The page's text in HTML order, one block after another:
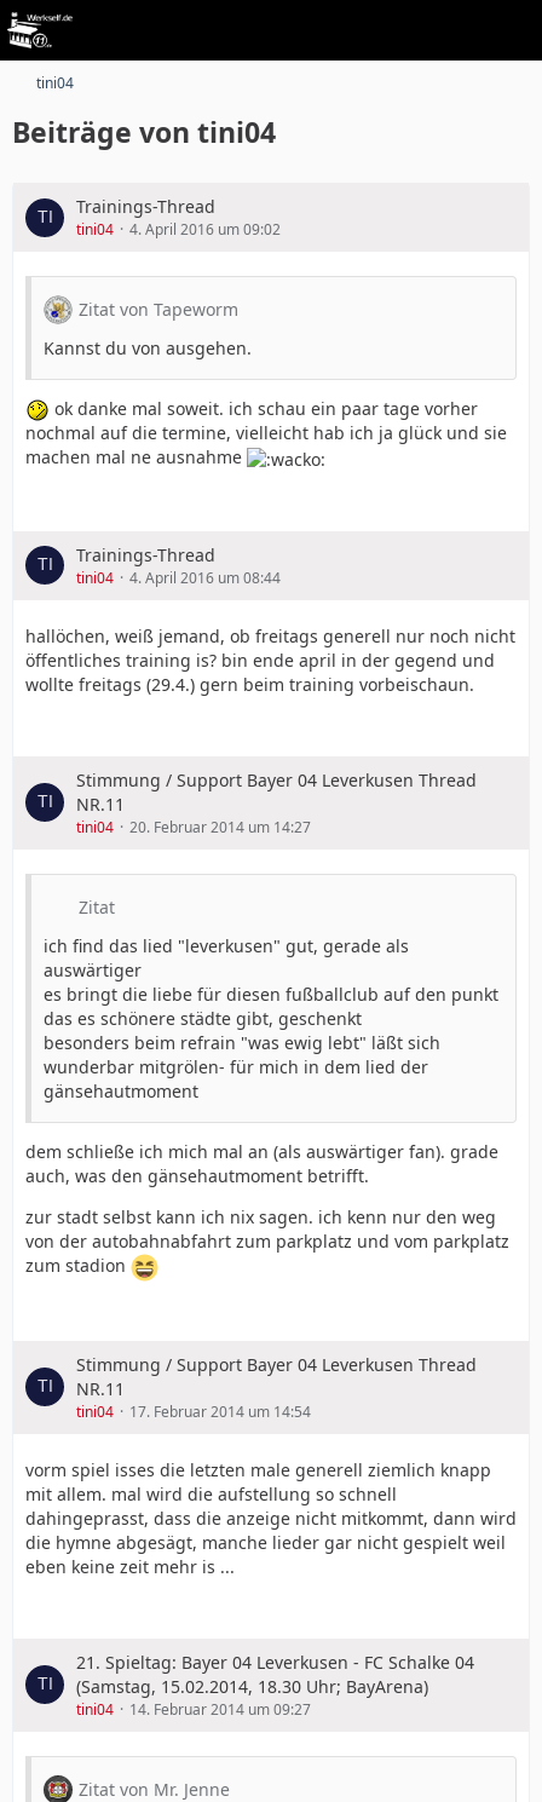
tini04
Beiträge von tini04
Trainings-Thread
tini04 4. April 2016 um 09:02
Zitat von Tapeworm
Kannst du von ausgehen.
ok danke mal soweit. ich schau ein paar tage vorher
nochmal auf die termine, vielleicht hab ich ja glück und sie
machen mal ne ausnahme
Trainings-Thread
tini04 4. April 2016 um 08:44
hallöchen, weiß jemand, ob freitags generell nur noch nicht
öffentliches training is? bin ende april in der gegend und
wollte freitags (29.4.) gern beim training vorbeischaun.
Stimmung / Support Bayer 04 Leverkusen Thread
NR.11
tini04 20. Februar 2014 um 14:27
Zitat
ich find das lied "leverkusen" gut, gerade als
auswärtiger
es bringt die liebe für diesen fußballclub auf den punkt
das es schönere städte gibt, geschenkt
besonders beim refrain "was ewig lebt" läßt sich
wunderbar mitgrölen- für mich in dem lied der
gänsehautmoment
dem schließe ich mich mal an (als auswärtiger fan). grade
auch, was den gänsehautmoment betrifft.
zur stadt selbst kann ich nix sagen. ich kenn nur den weg
von der autobahnabfahrt zum parkplatz und vom parkplatz
zum stadion
Stimmung / Support Bayer 04 Leverkusen Thread
NR.11
tini04 17. Februar 2014 um 14:54
vorm spiel isses die letzten male generell ziemlich knapp
mit allem. mal wird die aufstellung so schnell
dahingeprasst, dass die anzeige nicht mitkommt, dann wird
die hymne abgesägt, manche lieder gar nicht gespielt weil
eben keine zeit mehr is ...
21. Spieltag: Bayer 04 Leverkusen - FC Schalke 04
(Samstag, 15.02.2014, 18.30 Uhr; BayArena)
tini04 14. Februar 2014 um 09:27
Zitat von Mr. Jenne